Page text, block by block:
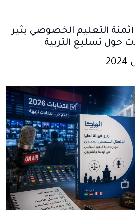
التعليم الخصوصي يثير
حول تسليع التربية